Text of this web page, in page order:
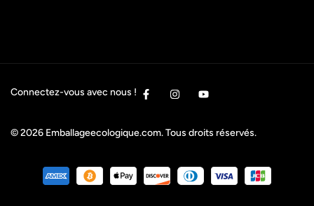
Connectez-vous avec nous !
© 2026 Emballageecologique.com. Tous droits réservés.